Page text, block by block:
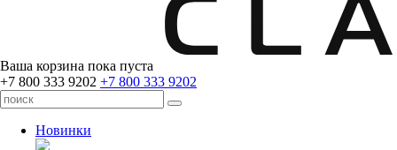
Ваша корзина пока пуста
+7 800 333 9202 +7 800 333 9202
Новинки